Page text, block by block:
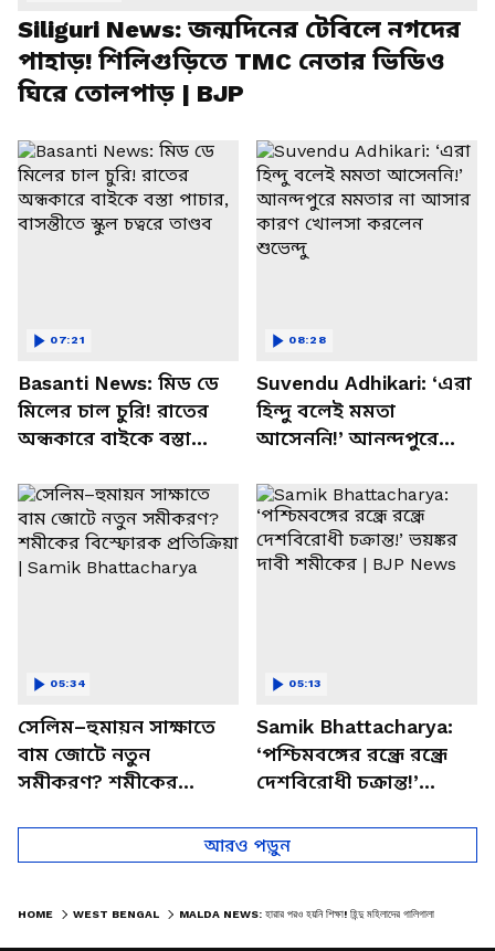
Siliguri News: জন্মদিনের টেবিলে নগদের
পাহাড়! শিলিগুড়িতে TMC নেতার ভিডিও
ঘিরে তোলপাড় | BJP
Basanti News: মিড ডে
মিলের চাল চুরি! রাতের
অন্ধকারে বাইকে বস্তা
চত্বরে তাণ্ডব
07:21
Suvendu Adhikari: ‘এরা
হিন্দু বলেই মমতা
আসেননি!’ আনন্দপুরে
খোলসা করলেন শুভেন্দু
08:28
সেলিম–হুমায়ন সাক্ষাতে
বাম জোটে নতুন
সমীকরণ? শমীকের
Samik Bhattacharya
05:34
Samik Bhattacharya:
‘পশ্চিমবঙ্গের রন্ধ্রে রন্ধ্রে
দেশবিরোধী চক্রান্ত!’
BJP News
05:13
আরও পড়ুন
HOME WEST BENGAL